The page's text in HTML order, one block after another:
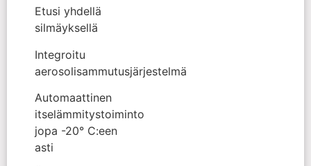
Etusi yhdellä
silmäyksellä
Integroitu
aerosolisammutusjärjestelmä
Automaattinen
itselämmitystoiminto
jopa -20° C:een
asti